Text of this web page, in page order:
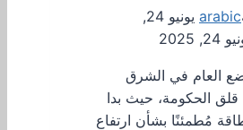
arabic
يونيو 24,
24, 2025
العام في الشرق
الحكومة، حيث بدا
مُطمئنًا بشأن ارتفاع